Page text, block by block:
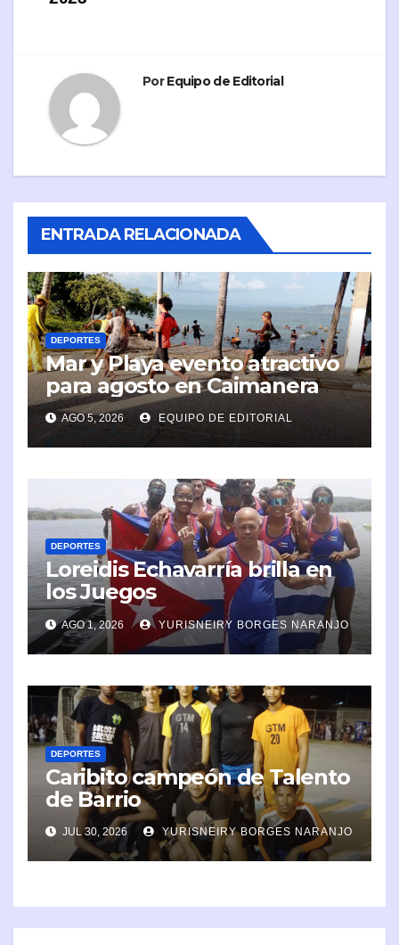
PorEquipo de Editorial
ENTRADA RELACIONADA
DEPORTES
Mar y Playa evento atractivo
para agosto en Caimanera
AGO 5, 2026 EQUIPO DE EDITORIAL
DEPORTES
Loreidis Echavarría brilla en
los Juegos
Centroamericanos y del
Caribe 2026
AGO 1, 2026 YURISNEIRY BORGES NARANJO
DEPORTES
Caribito campeón de Talento
de Barrio
JUL 30, 2026 YURISNEIRY BORGES NARANJO